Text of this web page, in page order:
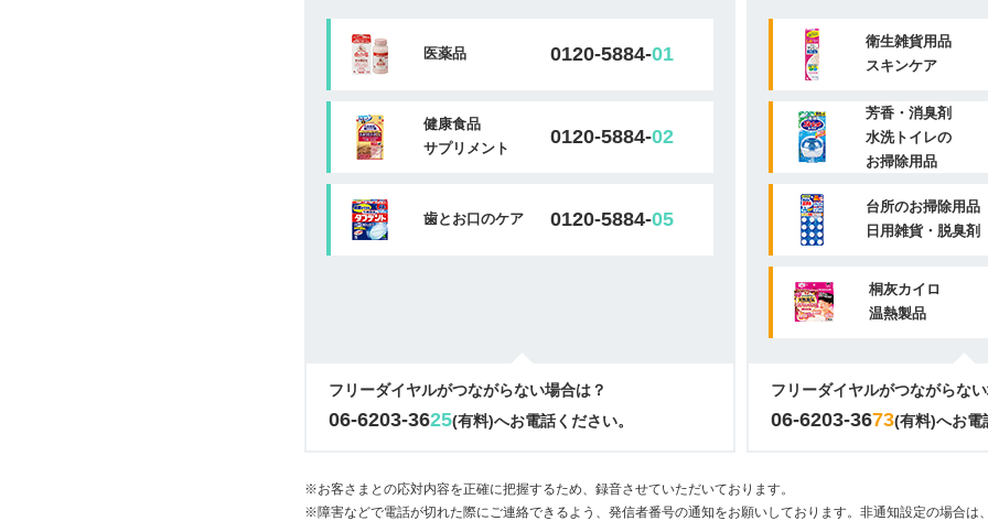
医薬品 0120-5884-01
健康食品
サプリメント
0120-5884-02
歯とお口のケア 0120-5884-05
フリーダイヤルがつながらない場合は？
06-6203-3625(有料)へお電話ください。
衛生雑貨用品
スキンケア
芳香・消臭剤
水洗トイレの
お掃除用品
台所のお掃除用品
日用雑貨・脱臭剤
桐灰カイロ
温熱製品
フリーダイヤルがつながらな
06-6203-3673(有料)へお電
※お客さまとの応対内容を正確に把握するため、録音させていただいております。
※障害などで電話が切れた際にご連絡できるよう、発信者番号の通知をお願いしております。非通知設定の場合は